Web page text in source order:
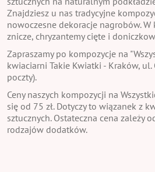
Znajdziesz u nas tradycyjne
nowoczesne dekoracje nagrobów.
znicze, chryzantemy cięte i
Zapraszamy po kompozycje na
kwiaciarni Takie Kwiatki - Kraków,
poczty).
Ceny naszych kompozycji na
się od 75 zł. Dotyczy to wiązanek z
sztucznych. Ostateczna cena zależy
rodzajów dodatków.